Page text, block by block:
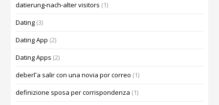
datierung-nach-alter visitors (1)
Dating (3)
Dating App (2)
Dating Apps (2)
deberГ­a salir con una novia por correo (1)
definizione sposa per corrispondenza (1)